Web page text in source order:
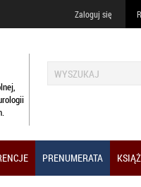
Zaloguj się
PRENUMERATA